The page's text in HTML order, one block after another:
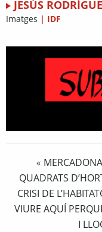
JESÚS
Imatges | IDF
«
QUADRATS
CRISI DE
VIURE AQUÍ
I